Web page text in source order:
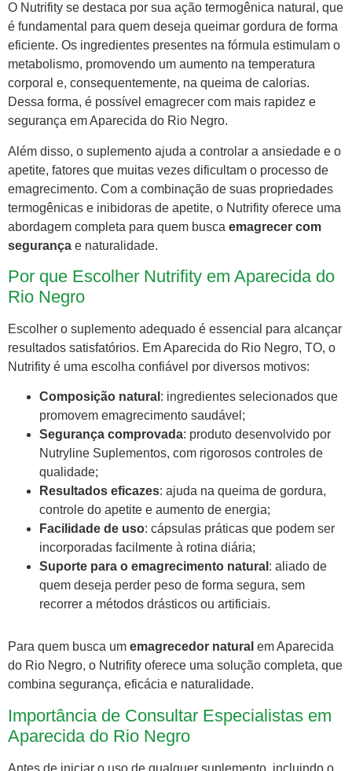
O Nutrifity se destaca por sua ação termogênica natural, que
é fundamental para quem deseja queimar gordura de forma
eficiente. Os ingredientes presentes na fórmula estimulam o
metabolismo, promovendo um aumento na temperatura
corporal e, consequentemente, na queima de calorias.
Dessa forma, é possível emagrecer com mais rapidez e
segurança em Aparecida do Rio Negro.
Além disso, o suplemento ajuda a controlar a ansiedade e o
apetite, fatores que muitas vezes dificultam o processo de
emagrecimento. Com a combinação de suas propriedades
termogênicas e inibidoras de apetite, o Nutrifity oferece uma
abordagem completa para quem busca emagrecer com
segurança e naturalidade.
Por que Escolher Nutrifity em Aparecida do
Rio Negro
Escolher o suplemento adequado é essencial para alcançar
resultados satisfatórios. Em Aparecida do Rio Negro, TO, o
Nutrifity é uma escolha confiável por diversos motivos:
Composição natural : ingredientes selecionados que
promovem emagrecimento saudável;
Segurança comprovada: produto desenvolvido por
Nutryline Suplementos, com rigorosos controles de
qualidade;
Resultados eficazes: ajuda na queima de gordura,
controle do apetite e aumento de energia;
Facilidade de uso: cápsulas práticas que podem ser
incorporadas facilmente à rotina diária;
Suporte para o emagrecimento natural : aliado de
quem deseja perder peso de forma segura, sem
recorrer a métodos drásticos ou artificiais.
Para quem busca um emagrecedor natural em Aparecida
do Rio Negro, o Nutrifity oferece uma solução completa, que
combina segurança, eficácia e naturalidade.
Importância de Consultar Especialistas em
Aparecida do Rio Negro
Antes de iniciar o uso de qualquer suplemento, incluindo o